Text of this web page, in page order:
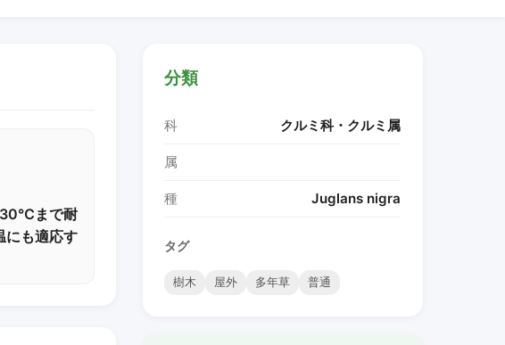
30℃まで耐
にも適応す
分類
科 クルミ科・クルミ属
属
種 Juglans nigra
タグ
樹木 屋外 多年草 普通